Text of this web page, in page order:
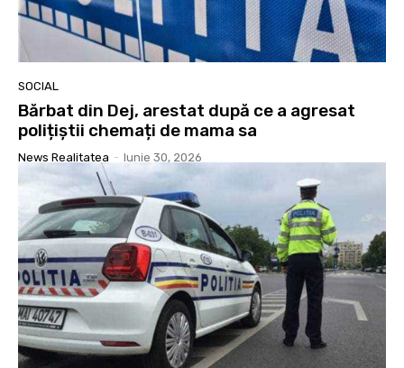
SOCIAL
Bărbat din Dej, arestat după ce a agresat
polițiștii chemați de mama sa
News Realitatea - Iunie 30, 2026